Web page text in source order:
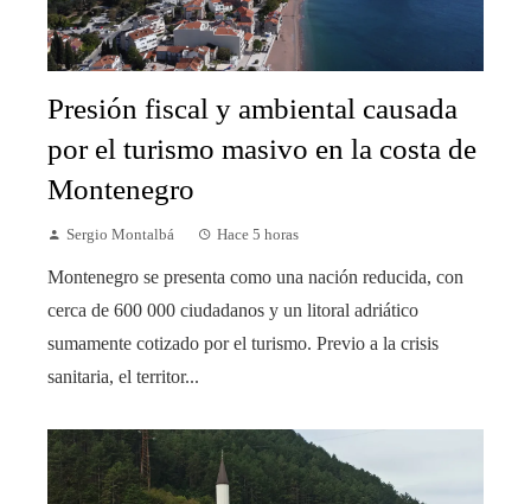
Presión fiscal y ambiental causada
por el turismo masivo en la costa de
Montenegro
Sergio Montalbá Hace 5 horas
Montenegro se presenta como una nación reducida, con
cerca de 600 000 ciudadanos y un litoral adriático
sumamente cotizado por el turismo. Previo a la crisis
sanitaria, el territor...